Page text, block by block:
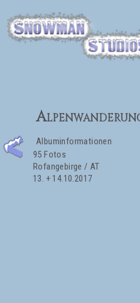
Albuminformationen
95 Fotos
Rofangebirge / AT
13. + 14.10.2017